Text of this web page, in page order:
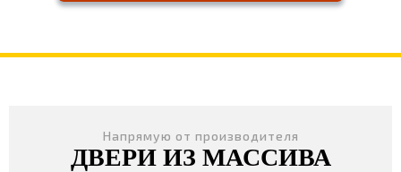
Напрямую от производителя
ДВЕРИ ИЗ МАССИВА